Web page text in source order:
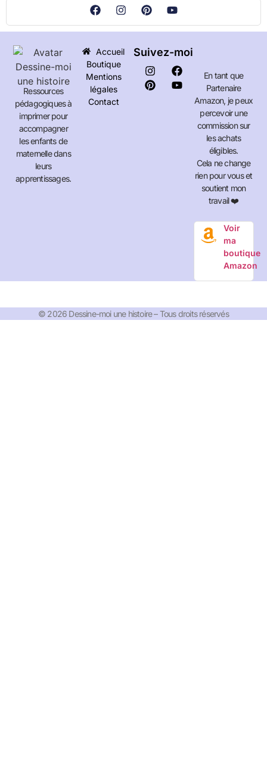
Ressources
pédagogiques à
imprimer pour
accompagner
les enfants de
maternelle dans
leurs
apprentissages.
Accueil
Boutique
Mentions
légales
Contact
Suivez-moi
En tant que
Partenaire
Amazon, je peux
percevoir une
commission sur
les achats
éligibles.
Cela ne change
rien pour vous et
soutient mon
travail ❤️
Voir
ma
boutique
Amazon
© 2026 Dessine-moi une histoire – Tous droits réservés